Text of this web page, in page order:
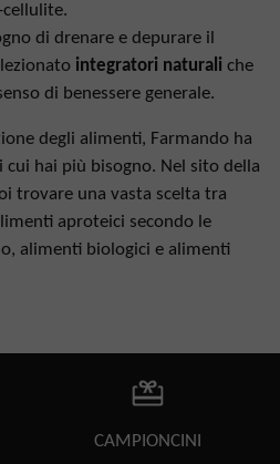
di drenare e depurare il
integratori naturali che
di benessere generale.
degli alimenti, Farmando ha
hai più bisogno. Nel sito della
trovare una vasta scelta tra
aproteici secondo le
alimenti biologici e alimenti
CAMPIONCINI